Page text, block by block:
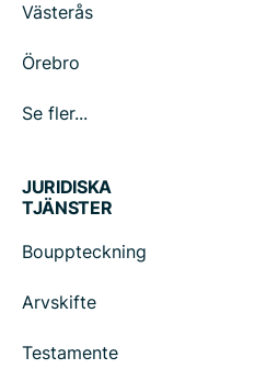
Västerås
Örebro
Se fler...
JURIDISKA
TJÄNSTER
Bouppteckning
Arvskifte
Testamente